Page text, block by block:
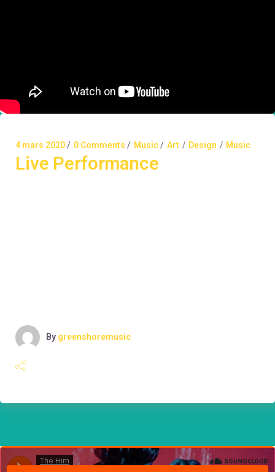
4 mars 2020 0 Comments Music Art Design Music
Live Performance
By greenshoremusic